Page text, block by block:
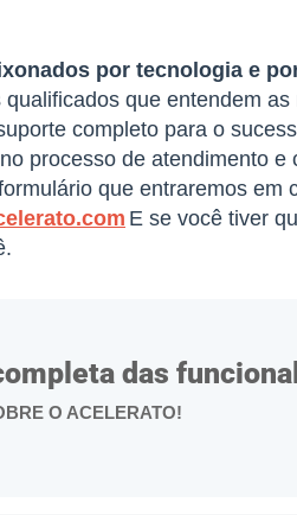
por tecnologia e
qualificados que entendem
completo para o
processo de atendimento
que entraremos em
E se você tiver
das
O ACELERATO!